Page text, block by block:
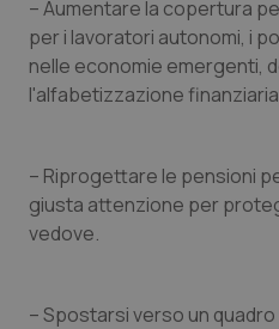
– Aumentare la copertura
per i lavoratori autonomi, i
nelle economie emergenti,
l'alfabetizzazione
– Riprogettare le pensioni
giusta attenzione per
vedove.
– Spostarsi verso un
tracking-sites-
ironfish-tracking-
named-enable